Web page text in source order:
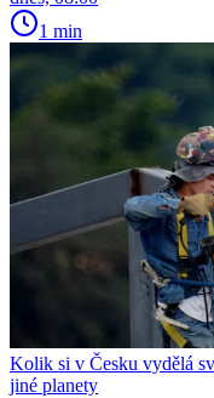
1 min
Kolik si v Česku vydělá
jiné planety